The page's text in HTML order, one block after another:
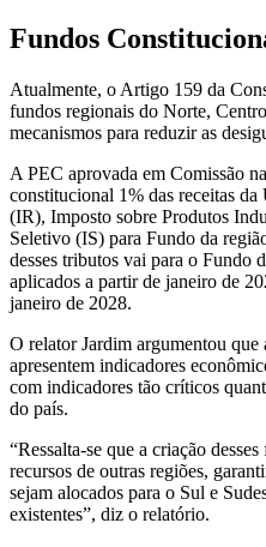
Fundos
Atualmente, o Artigo 159 da
fundos regionais do Norte,
mecanismos para reduzir as
A PEC aprovada em Comissão
constitucional 1% das receitas
(IR), Imposto sobre Produtos
Seletivo (IS) para Fundo da
desses tributos vai para o Fundo
aplicados a partir de janeiro de
janeiro de 2028.
O relator Jardim argumentou que
apresentem indicadores
com indicadores tão críticos
do país.
“Ressalta-se que a criação
recursos de outras regiões,
sejam alocados para o Sul e
existentes”, diz o relatório.